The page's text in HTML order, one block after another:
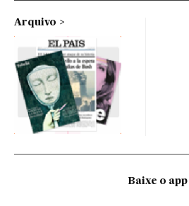
Arquivo
Baixe o app